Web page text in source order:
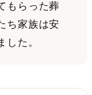
もらった葬
ち家族は安
した。